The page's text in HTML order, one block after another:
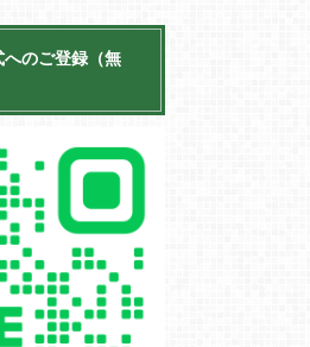
のご登録（無